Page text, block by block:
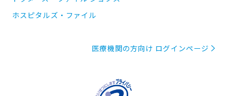
ホスピタルズ・ファイル
医療機関の方向け ログインページ